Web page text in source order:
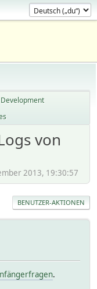
Development
von
2013, 19:30:57
BENUTZER-AKTIONEN
.